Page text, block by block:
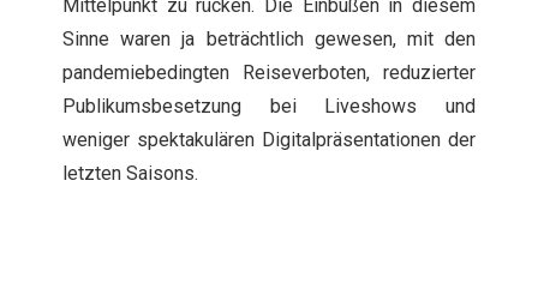
Mittelpunkt zu rücken. Die Einbußen in diesem
Sinne waren ja beträchtlich gewesen, mit den
pandemiebedingten Reiseverboten, reduzierter
Publikumsbesetzung bei Liveshows und
weniger spektakulären Digitalpräsentationen der
letzten Saisons.